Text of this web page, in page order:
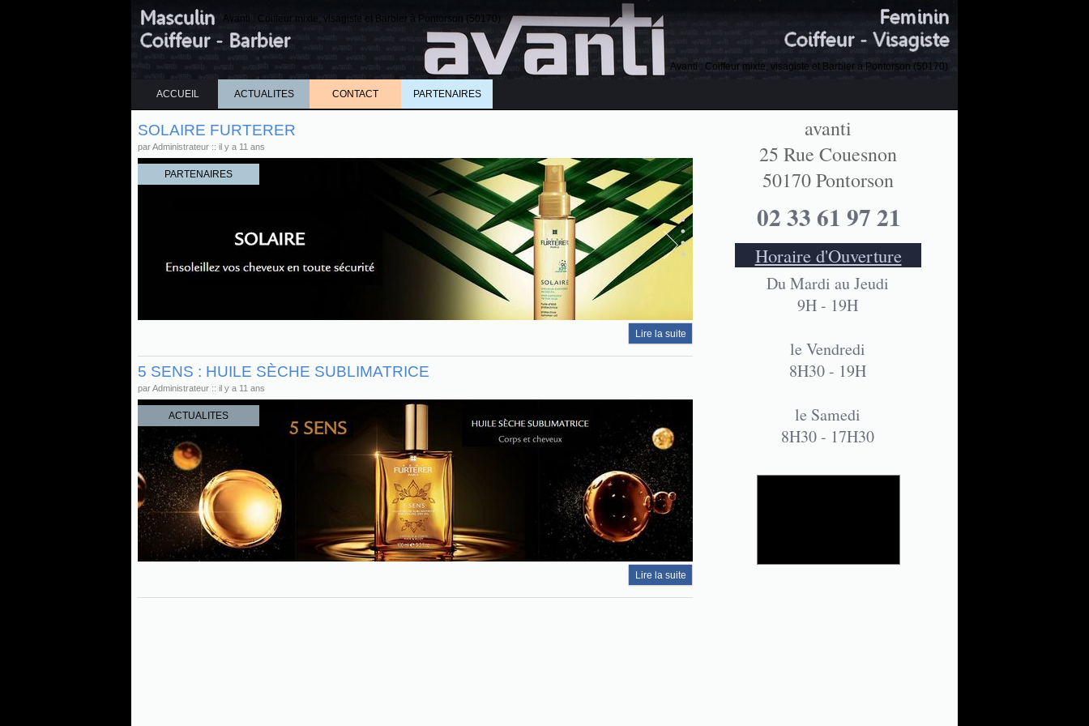
Avanti : Coiffeur mixte, visagiste et Barbier à Pontorson (50170)
Avanti : Coiffeur mixte, visagiste et Barbier à Pontorson (50170)
ACCUEIL ACTUALITES CONTACT PARTENAIRES
SOLAIRE FURTERER
par Administrateur :: il y a 11 ans
Lire la suite
PARTENAIRES
5 SENS : HUILE SÈCHE SUBLIMATRICE
par Administrateur :: il y a 11 ans
Lire la suite
ACTUALITES
avanti
25 Rue Couesnon
50170 Pontorson
Horaire d'Ouverture
Du Mardi au Jeudi
9H - 19H
le Vendredi
8H30 - 19H
le Samedi
8H30 - 17H30
02 33 61 97 21